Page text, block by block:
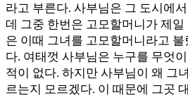
라고 부른다. 사부님은 그 도시에
데 그중 한번은 고모할머니가 제
은 이때 그녀를 고모할머니라고
다. 여태껏 사부님은 누구를 무엇
적이 없다. 하지만 사부님이 왜 그
르는지 모르겠다. 이 때문에 그곳